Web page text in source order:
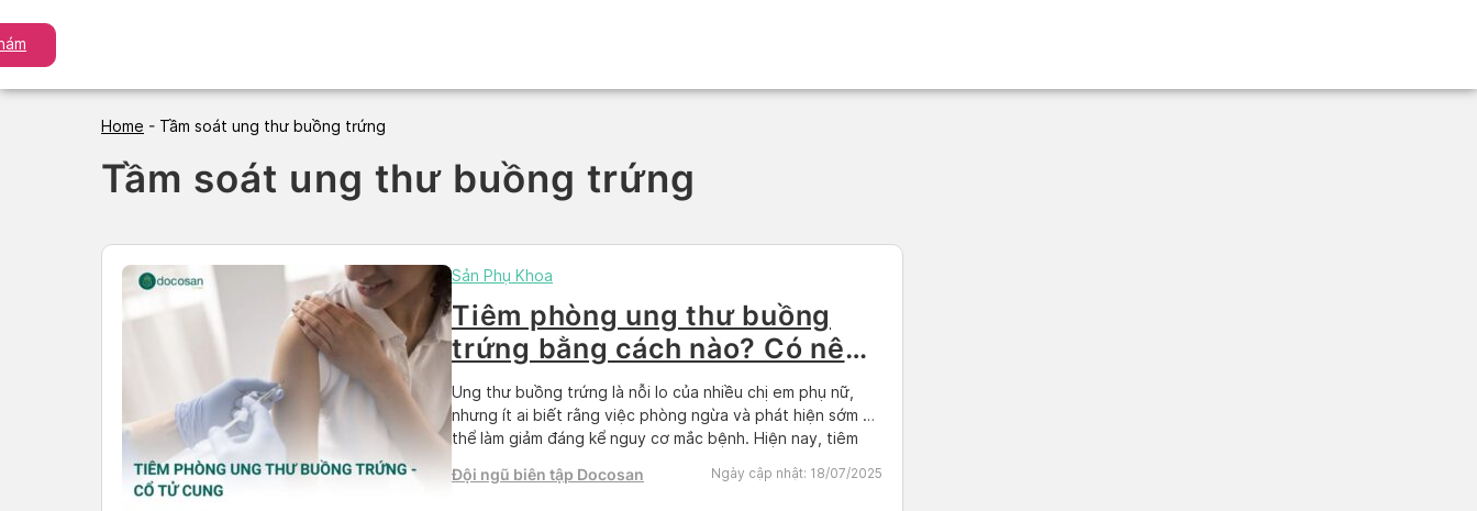
to
content
Home - Tầm soát ung thư buồng trứng
Tầm soát ung thư buồng trứng
Sản Phụ Khoa
Tiêm phòng ung thư buồng
trứng bằng cách nào? Có nên
tầm soát khi tiêm
Ung thư buồng trứng là nỗi lo của nhiều chị em phụ nữ,
nhưng ít ai biết rằng việc phòng ngừa và phát hiện sớm có
thể làm giảm đáng kể nguy cơ mắc bệnh. Hiện nay, tiêm
cung mà còn góp phần giảm […]
Đội ngũ biên tập Docosan Ngày cập nhật: 18/07/2025